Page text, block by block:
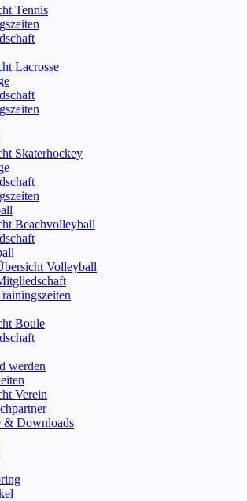
Tennis
Lacrosse
Skaterhockey
Beachvolleyball
Volleyball
Boule
werden
Verein
& Downloads